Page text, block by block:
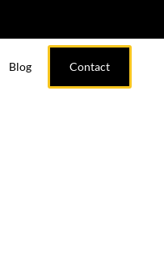
Blog Contact